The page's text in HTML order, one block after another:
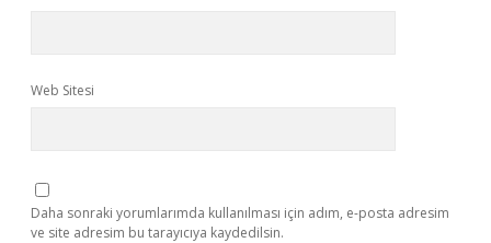
Web Sitesi
Daha sonraki yorumlarımda kullanılması için adım, e-posta adresim
ve site adresim bu tarayıcıya kaydedilsin.